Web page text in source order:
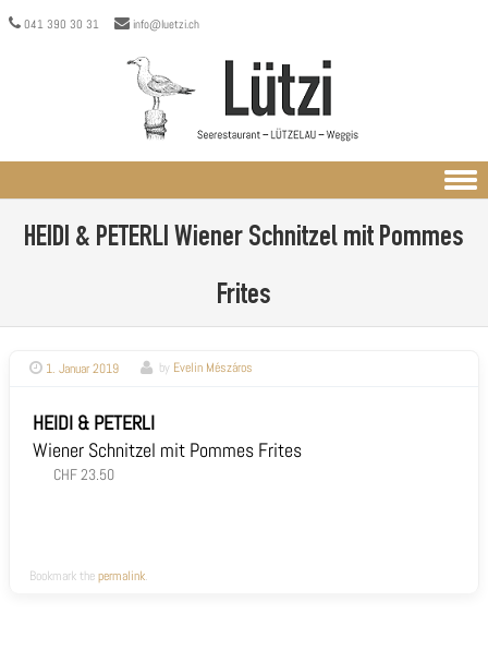
041 390 30 31 info@luetzi.ch
HEIDI & PETERLI Wiener Schnitzel mit Pommes
Frites
1. Januar 2019 by Evelin Mészáros
HEIDI & PETERLI
Wiener Schnitzel mit Pommes Frites
CHF 23.50
Bookmark thepermalink.